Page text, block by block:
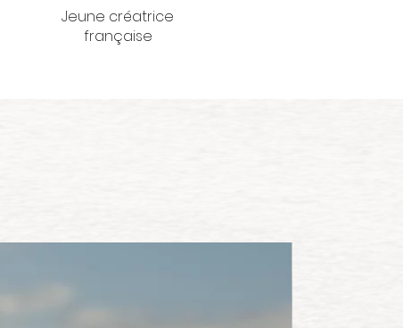
Jeune créatrice
française